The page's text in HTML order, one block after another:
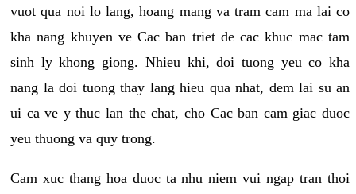
vuot qua noi lo lang, hoang mang va tram cam ma lai co
kha nang khuyen ve Cac ban triet de cac khuc mac tam
sinh ly khong giong. Nhieu khi, doi tuong yeu co kha
nang la doi tuong thay lang hieu qua nhat, dem lai su an
ui ca ve y thuc lan the chat, cho Cac ban cam giac duoc
yeu thuong va quy trong.
Cam xuc thang hoa duoc ta nhu niem vui ngap tran thoi